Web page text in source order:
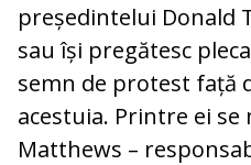
președintelui Donald
sau își pregătesc
semn de protest față
acestuia. Printre ei se
Matthews –